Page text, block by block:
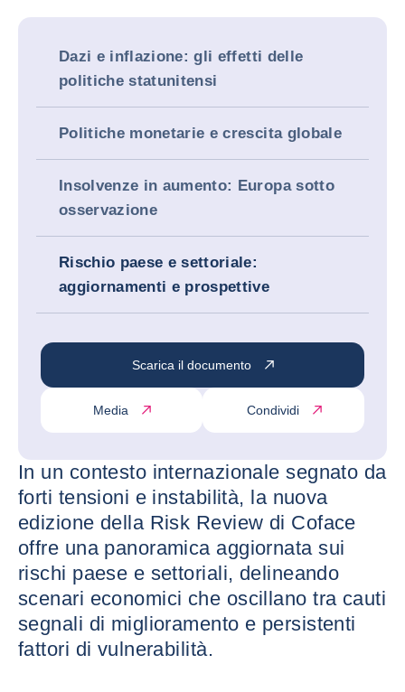
Dazi e inflazione: gli effetti delle
politiche statunitensi
Politiche monetarie e crescita globale
Insolvenze in aumento: Europa sotto
osservazione
Rischio paese e settoriale:
aggiornamenti e prospettive
Scarica il documento
Media Condividi
In un contesto internazionale segnato da
forti tensioni e instabilità, la nuova
edizione della Risk Review di Coface
offre una panoramica aggiornata sui
rischi paese e settoriali, delineando
scenari economici che oscillano tra cauti
segnali di miglioramento e persistenti
fattori di vulnerabilità.